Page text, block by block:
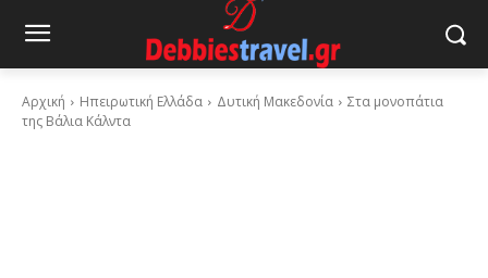
Αρχική Ηπειρωτική Ελλάδα Δυτική Μακεδονία
Στα μονοπάτια
της Βάλια Κάλντα